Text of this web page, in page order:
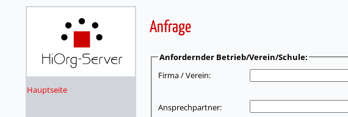
Hauptseite
Anfrage
Anfordernder Betrieb/Verein/Schule:
Firma / Verein:
Ansprechpartner: